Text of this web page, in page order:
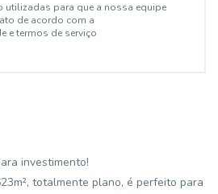
utilizadas para que a nossa equipe
de acordo com a
e termos de serviço
investimento!
totalmente plano, é perfeito para